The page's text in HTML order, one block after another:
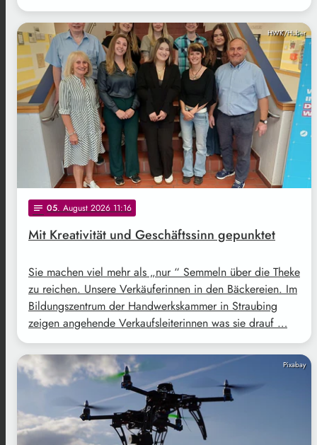
HWK/Huber
notes 05. August 2026 11:16
Mit Kreativität und Geschäftssinn gepunktet
Sie machen viel mehr als „nur “ Semmeln über die Theke
zu reichen. Unsere Verkäuferinnen in den Bäckereien. Im
Bildungszentrum der Handwerkskammer in Straubing
zeigen angehende Verkaufsleiterinnen was sie drauf …
Pixabay